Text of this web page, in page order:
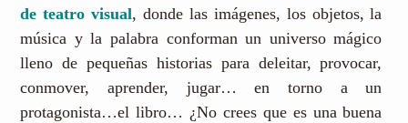
de teatro visual, donde las imágenes, los objetos, la
música y la palabra conforman un universo mágico
lleno de pequeñas historias para deleitar, provocar,
conmover, aprender, jugar… en torno a un
protagonista…el libro… ¿No crees que es una buena